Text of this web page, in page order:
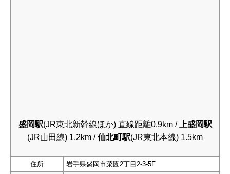
盛岡駅(JR東北新幹線ほか) 直線距離0.9km /
上盛岡駅
(JR山田線) 1.2km /仙北町駅(JR東北本線) 1.5km
住所
岩手県盛岡市菜園2丁目2-3-5F